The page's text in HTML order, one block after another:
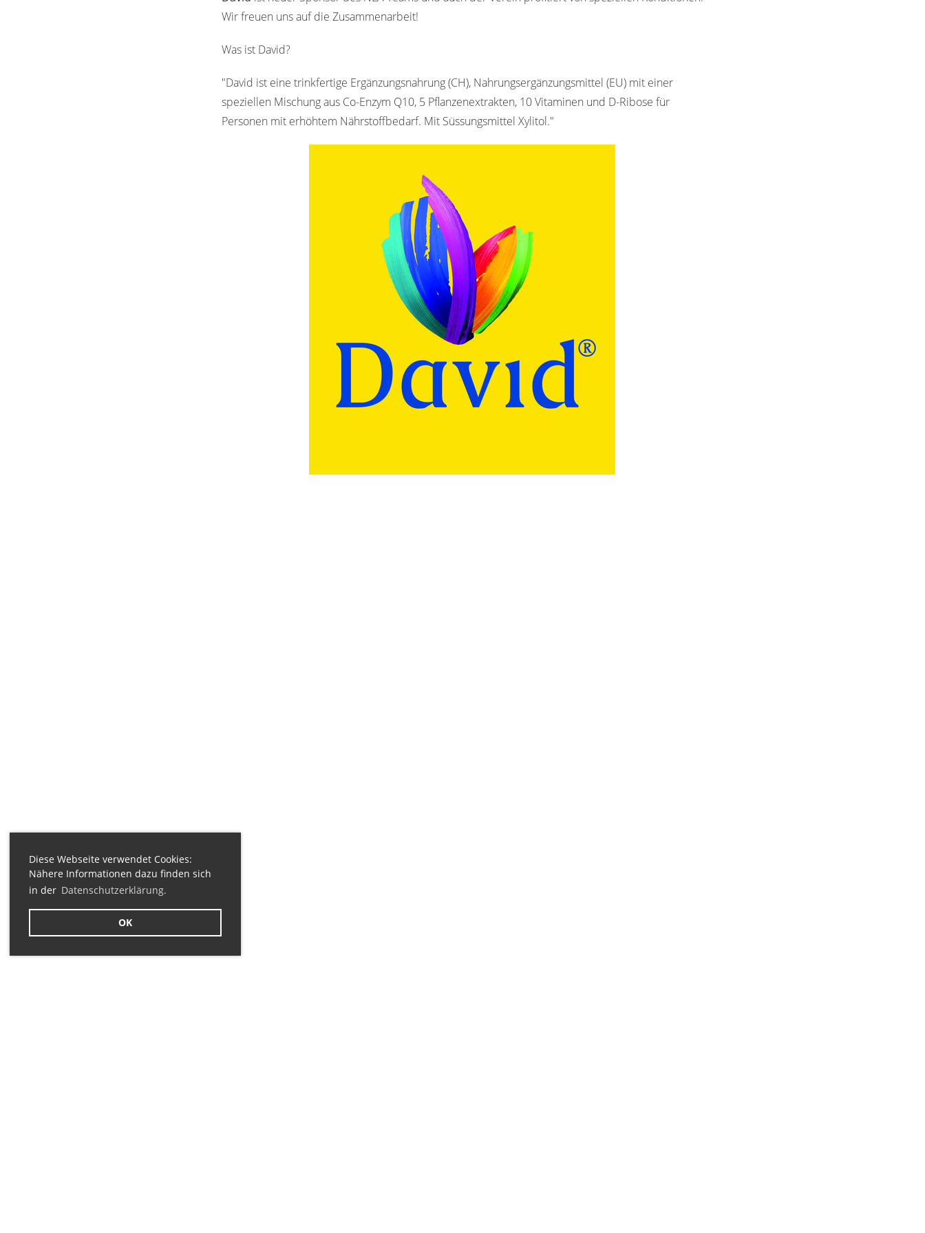
Diese Webseite verwendet Cookies:
Nähere Informationen dazu finden sich
in der Datenschutzerklärung.
OK
Wir freuen uns auf die Zusammenarbeit!
Was ist David?
"David ist eine trinkfertige Ergänzungsnahrung (CH), Nahrungsergänzungsmittel (EU) mit einer
speziellen Mischung aus Co-Enzym Q10, 5 Pflanzenextrakten, 10 Vitaminen und D-Ribose für
Personen mit erhöhtem Nährstoffbedarf. Mit Süssungsmittel Xylitol."